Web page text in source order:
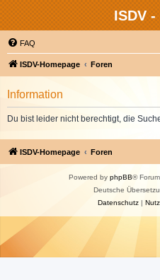
ISDV
FAQ
ISDV-Homepage Foren
Information
Du bist leider nicht berechtigt, die
ISDV-Homepage Foren
Powered by phpBB®
Deutsche
Datenschutz|